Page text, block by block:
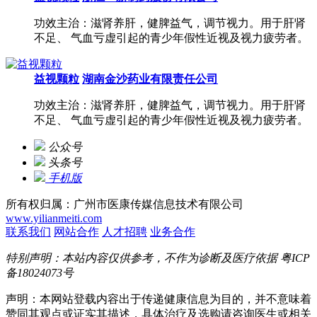
功效主治：滋肾养肝，健脾益气，调节视力。用于肝肾
不足、 气血亏虚引起的青少年假性近视及视力疲劳者。
益视颗粒 湖南金沙药业有限责任公司
功效主治：滋肾养肝，健脾益气，调节视力。用于肝肾
不足、 气血亏虚引起的青少年假性近视及视力疲劳者。
公众号
头条号
手机版
所有权归属：广州市医康传媒信息技术有限公司
www.yilianmeiti.com
联系我们 网站合作 人才招聘 业务合作
特别声明：本站内容仅供参考，不作为诊断及医疗依据 粤ICP
备18024073号
声明：本网站登载内容出于传递健康信息为目的，并不意味着
赞同其观点或证实其描述，具体治疗及选购请咨询医生或相关